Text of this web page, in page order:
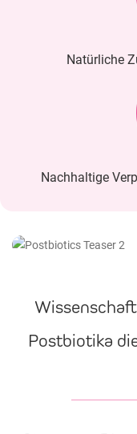
Natürliche
Nachhaltige
Postbiotika